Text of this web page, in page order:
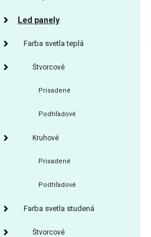
Led panely
Farba svetla teplá
Štvorcové
Prisadené
Podhľadové
Kruhové
Prisadené
Podhľadové
Farba svetla studená
Štvorcové